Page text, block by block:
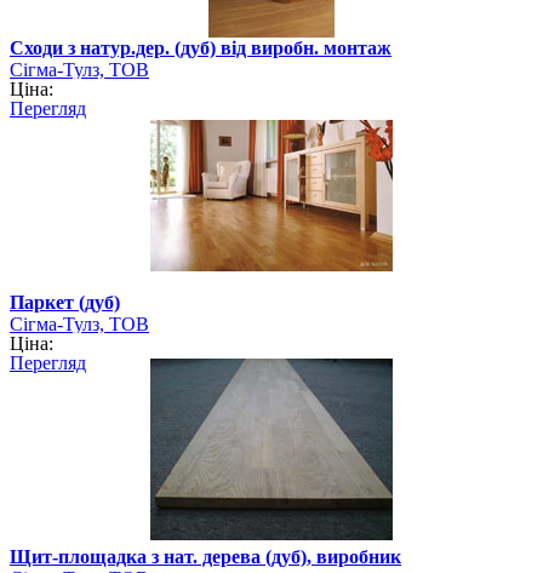
Сходи з натур.дер. (дуб) від виробн. монтаж
Сігма-Тулз, ТОВ
Ціна:
Перегляд
Паркет (дуб)
Сігма-Тулз, ТОВ
Ціна:
Перегляд
Щит-площадка з нат. дерева (дуб), виробник